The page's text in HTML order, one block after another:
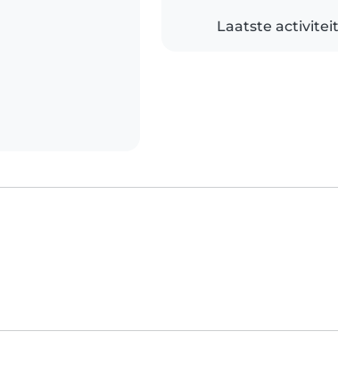
Laatste activiteit